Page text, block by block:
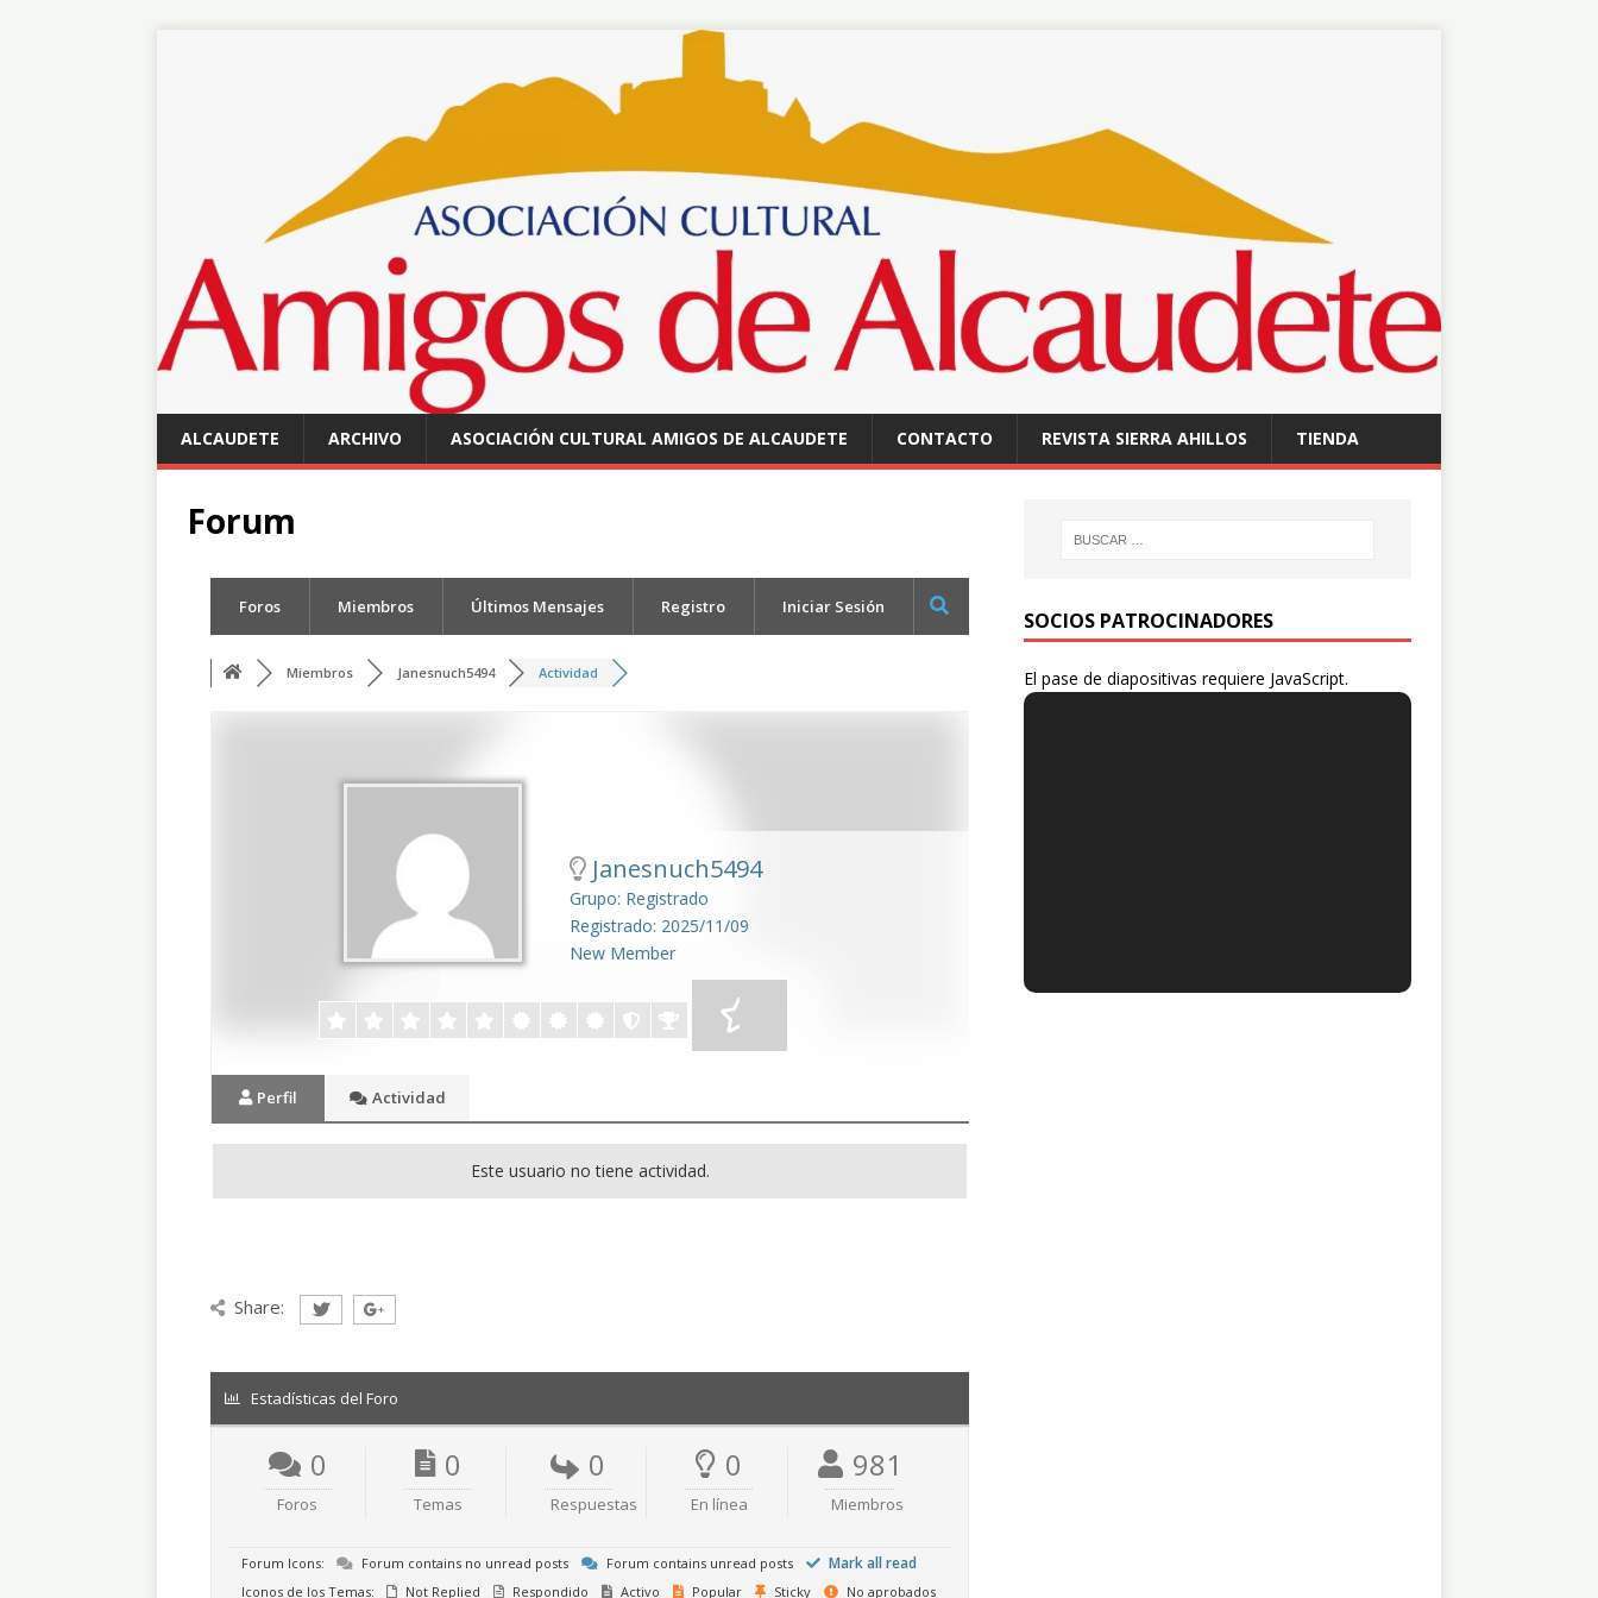
ALCAUDETE ARCHIVO ASOCIACIÓN CULTURAL AMIGOS DE ALCAUDETE CONTACTO REVISTA SIERRA AHILLOS TIENDA
Forum
Foros Miembros Últimos Mensajes Registro Iniciar Sesión
Miembros Janesnuch5494 Actividad
Janesnuch5494
Grupo: Registrado
Registrado: 2025/11/09
New Member
Perfil Actividad
Este usuario no tiene actividad.
Share:
Estadísticas del Foro
0
Foros
0
Temas
0
Respuestas
0
En línea
981
Miembros
Forum Icons: Forum contains no unread posts Forum contains unread posts Mark all read
Iconos de los Temas: Not Replied Respondido Activo Popular Sticky No aprobados
SOCIOS PATROCINADORES
El pase de diapositivas requiere JavaScript.